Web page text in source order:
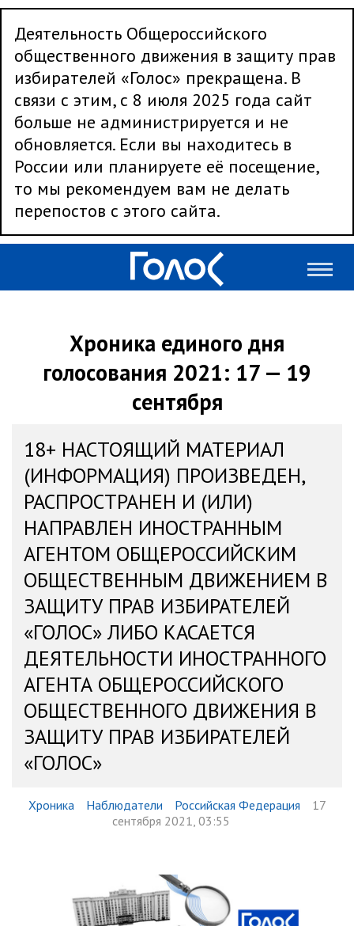
Деятельность Общероссийского
общественного движения в защиту прав
избирателей «Голос» прекращена. В
связи с этим, с 8 июля 2025 года сайт
больше не администрируется и не
обновляется. Если вы находитесь в
России или планируете её посещение,
то мы рекомендуем вам не делать
перепостов с этого сайта.
Хроника единого дня
голосования 2021: 17 — 19
сентября
18+ НАСТОЯЩИЙ МАТЕРИАЛ
(ИНФОРМАЦИЯ) ПРОИЗВЕДЕН,
РАСПРОСТРАНЕН И (ИЛИ)
НАПРАВЛЕН ИНОСТРАННЫМ
АГЕНТОМ ОБЩЕРОССИЙСКИМ
ОБЩЕСТВЕННЫМ ДВИЖЕНИЕМ В
ЗАЩИТУ ПРАВ ИЗБИРАТЕЛЕЙ
«ГОЛОС» ЛИБО КАСАЕТСЯ
ДЕЯТЕЛЬНОСТИ ИНОСТРАННОГО
АГЕНТА ОБЩЕРОССИЙСКОГО
ОБЩЕСТВЕННОГО ДВИЖЕНИЯ В
ЗАЩИТУ ПРАВ ИЗБИРАТЕЛЕЙ
«ГОЛОС»
Хроника Наблюдатели Российская Федерация
17
сентября 2021, 03:55